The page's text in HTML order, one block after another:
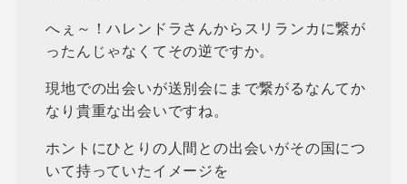
へぇ～！ハレンドラさんからスリランカに繋が
ったんじゃなくてその逆ですか。
現地での出会いが送別会にまで繋がるなんてか
なり貴重な出会いですね。
ホントにひとりの人間との出会いがその国につ
いて持っていたイメージを